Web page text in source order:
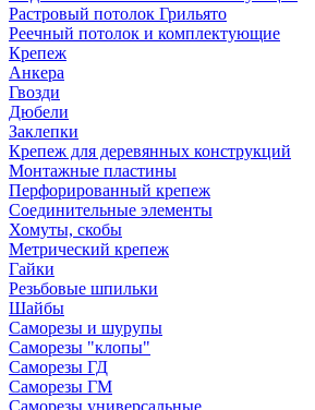
Растровый потолок Грильято
Реечный потолок и комплектующие
Крепеж
Анкера
Гвозди
Дюбели
Заклепки
Крепеж для деревянных конструкций
Монтажные пластины
Перфорированный крепеж
Соединительные элементы
Хомуты, скобы
Метрический крепеж
Гайки
Резьбовые шпильки
Шайбы
Саморезы и шурупы
Саморезы "клопы"
Саморезы ГД
Саморезы ГМ
Саморезы универсальные